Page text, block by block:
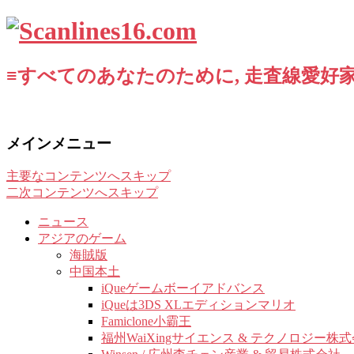
≡すべてのあなたのために, 走査線愛好
メインメニュー
主要なコンテンツへスキップ
二次コンテンツへスキップ
ニュース
アジアのゲーム
海賊版
中国本土
iQueゲームボーイアドバンス
iQueは3DS XLエディションマリオ
Famiclone小霸王
福州WaiXingサイエンス & テクノロジー株